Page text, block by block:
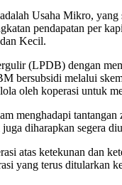
Usaha Mikro,
pendapatan per
Kecil.
(LPDB) dengan
bersubsidi melalui
oleh koperasi untuk
menghadapi
diharapkan segera
atas ketekunan dan
yang terus